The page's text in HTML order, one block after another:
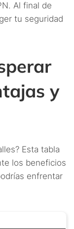
Al final de
tu seguridad
y
Esta tabla
los beneficios
enfrentar